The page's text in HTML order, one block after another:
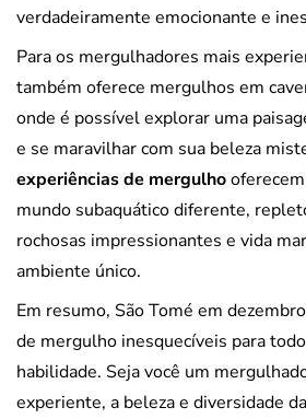
verdadeiramente emocionante e
Para os mergulhadores mais
também oferece mergulhos em
onde é possível explorar uma
e se maravilhar com sua beleza
experiências de mergulho
mundo subaquático diferente,
rochosas impressionantes e vida
ambiente único.
Em resumo, São Tomé em
de mergulho inesquecíveis para
habilidade. Seja você um
experiente, a beleza e diversidade